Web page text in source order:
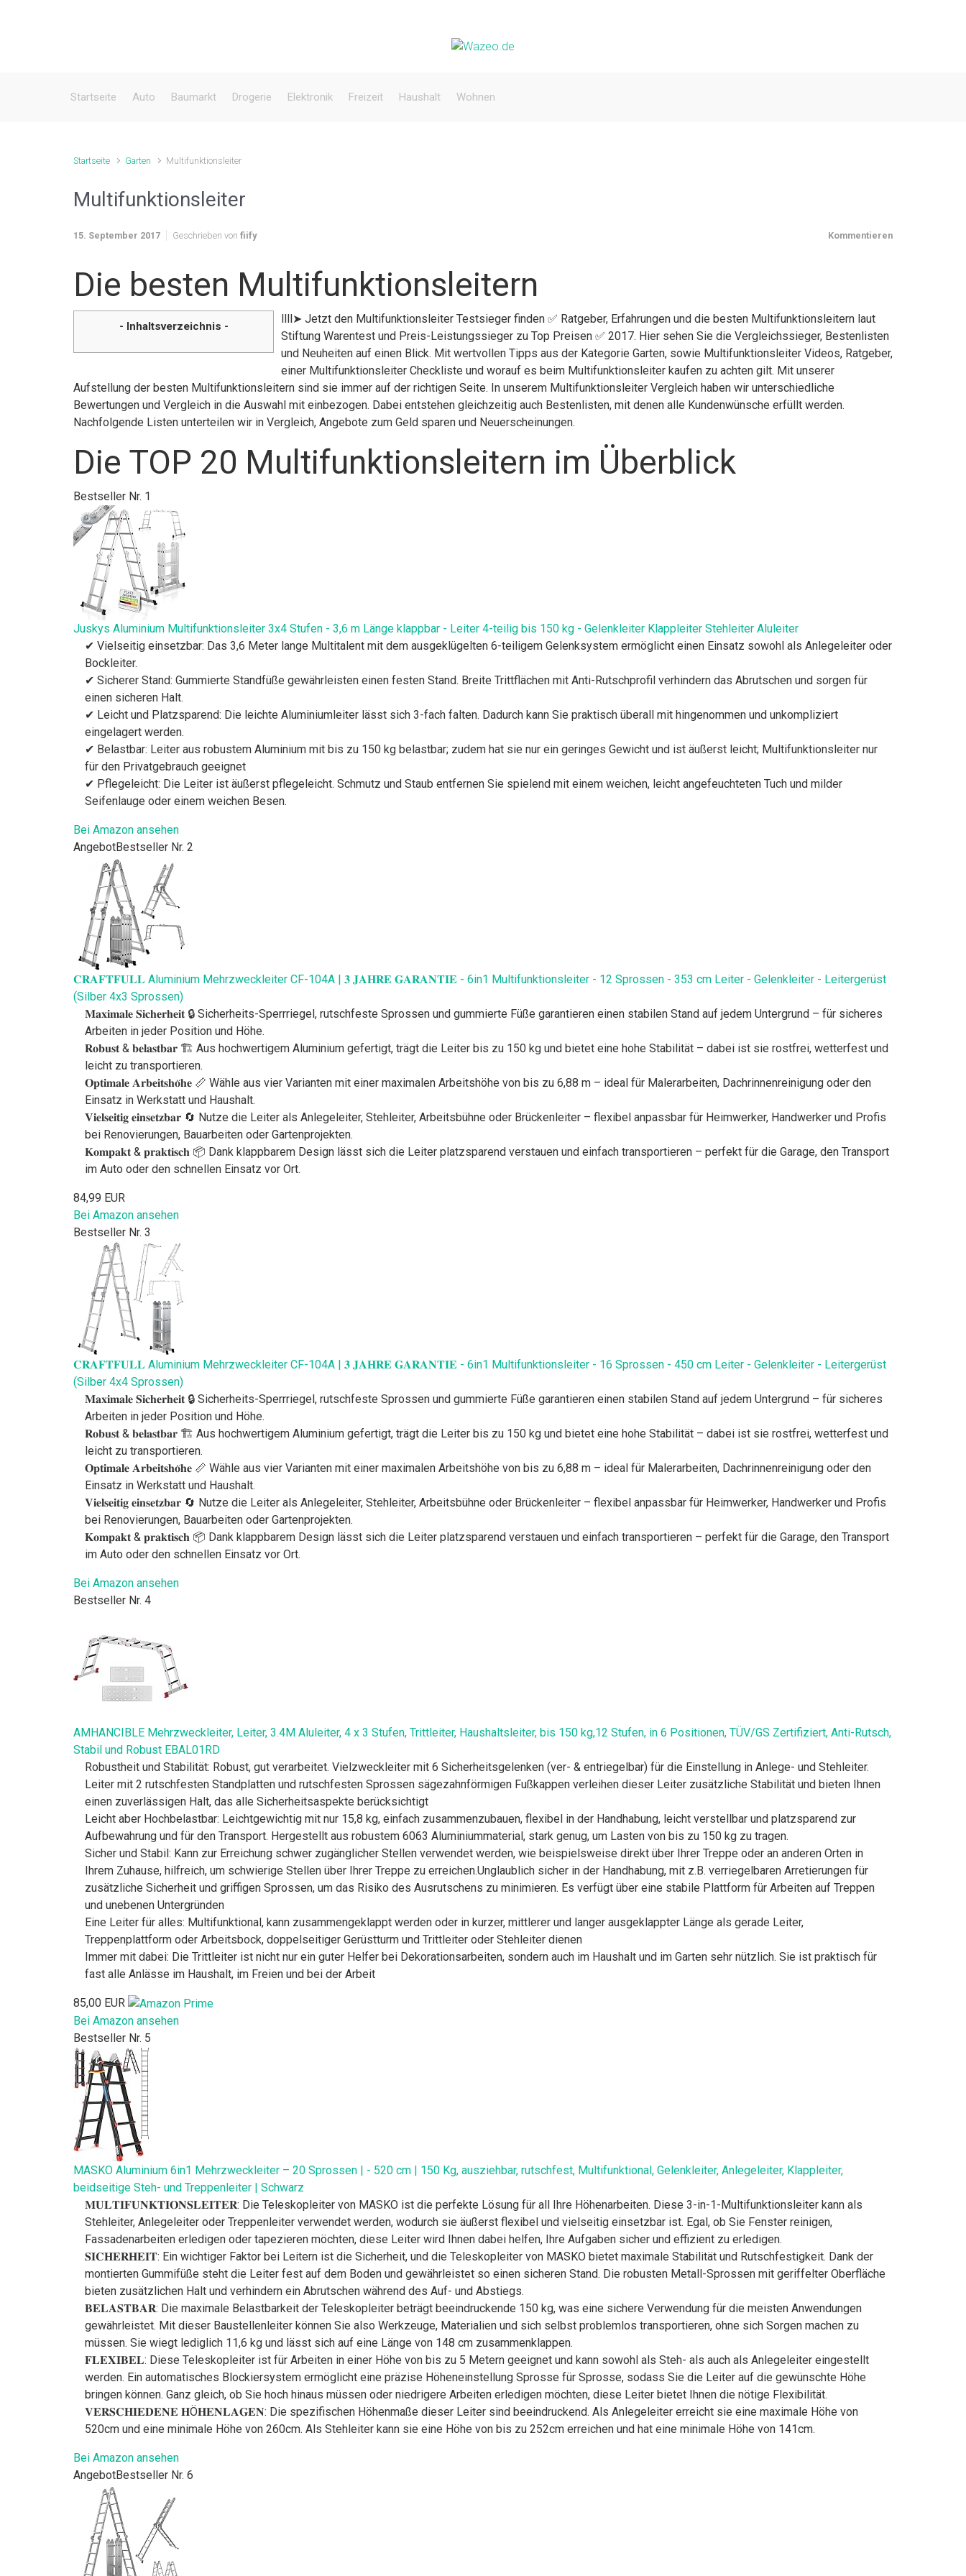
Startseite Auto Baumarkt Drogerie Elektronik Freizeit Haushalt Wohnen
Startseite Garten Multifunktionsleiter
Multifunktionsleiter
15. September 2017 Geschrieben von fiify Kommentieren
Die besten Multifunktionsleitern
- Inhaltsverzeichnis -
llll➤ Jetzt den Multifunktionsleiter Testsieger finden ✅ Ratgeber, Erfahrungen und die besten Multifunktionsleitern laut
Stiftung Warentest und Preis-Leistungssieger zu Top Preisen ✅ 2017. Hier sehen Sie die Vergleichssieger, Bestenlisten
und Neuheiten auf einen Blick. Mit wertvollen Tipps aus der Kategorie Garten, sowie Multifunktionsleiter Videos, Ratgeber,
einer Multifunktionsleiter Checkliste und worauf es beim Multifunktionsleiter kaufen zu achten gilt. Mit unserer
Aufstellung der besten Multifunktionsleitern sind sie immer auf der richtigen Seite. In unserem Multifunktionsleiter Vergleich haben wir unterschiedliche
Bewertungen und Vergleich in die Auswahl mit einbezogen. Dabei entstehen gleichzeitig auch Bestenlisten, mit denen alle Kundenwünsche erfüllt werden.
Nachfolgende Listen unterteilen wir in Vergleich, Angebote zum Geld sparen und Neuerscheinungen.
Die TOP 20 Multifunktionsleitern im Überblick
Bestseller Nr. 1
Juskys Aluminium Multifunktionsleiter 3x4 Stufen - 3,6 m Länge klappbar - Leiter 4-teilig bis 150 kg - Gelenkleiter Klappleiter Stehleiter Aluleiter
✔ Vielseitig einsetzbar: Das 3,6 Meter lange Multitalent mit dem ausgeklügelten 6-teiligem Gelenksystem ermöglicht einen Einsatz sowohl als Anlegeleiter oder
Bockleiter.
✔ Sicherer Stand: Gummierte Standfüße gewährleisten einen festen Stand. Breite Trittflächen mit Anti-Rutschprofil verhindern das Abrutschen und sorgen für
einen sicheren Halt.
✔ Leicht und Platzsparend: Die leichte Aluminiumleiter lässt sich 3-fach falten. Dadurch kann Sie praktisch überall mit hingenommen und unkompliziert
eingelagert werden.
✔ Belastbar: Leiter aus robustem Aluminium mit bis zu 150 kg belastbar; zudem hat sie nur ein geringes Gewicht und ist äußerst leicht; Multifunktionsleiter nur
für den Privatgebrauch geeignet
✔ Pflegeleicht: Die Leiter ist äußerst pflegeleicht. Schmutz und Staub entfernen Sie spielend mit einem weichen, leicht angefeuchteten Tuch und milder
Seifenlauge oder einem weichen Besen.
Bei Amazon ansehen
AngebotBestseller Nr. 2
𝐂𝐑𝐀𝐅𝐓𝐅𝐔𝐋𝐋 Aluminium Mehrzweckleiter CF-104A | 𝟑 𝐉𝐀𝐇𝐑𝐄 𝐆𝐀𝐑𝐀𝐍𝐓𝐈𝐄 - 6in1 Multifunktionsleiter - 12 Sprossen - 353 cm Leiter - Gelenkleiter - Leitergerüst
(Silber 4x3 Sprossen)
𝐌𝐚𝐱𝐢𝐦𝐚𝐥𝐞 𝐒𝐢𝐜𝐡𝐞𝐫𝐡𝐞𝐢𝐭 🔒 Sicherheits-Sperrriegel, rutschfeste Sprossen und gummierte Füße garantieren einen stabilen Stand auf jedem Untergrund – für sicheres
Arbeiten in jeder Position und Höhe.
𝐑𝐨𝐛𝐮𝐬𝐭 & 𝐛𝐞𝐥𝐚𝐬𝐭𝐛𝐚𝐫 🏗️ Aus hochwertigem Aluminium gefertigt, trägt die Leiter bis zu 150 kg und bietet eine hohe Stabilität – dabei ist sie rostfrei, wetterfest und
leicht zu transportieren.
𝐎𝐩𝐭𝐢𝐦𝐚𝐥𝐞 𝐀𝐫𝐛𝐞𝐢𝐭𝐬𝐡𝐨̈𝐡𝐞 📏 Wähle aus vier Varianten mit einer maximalen Arbeitshöhe von bis zu 6,88 m – ideal für Malerarbeiten, Dachrinnenreinigung oder den
Einsatz in Werkstatt und Haushalt.
𝐕𝐢𝐞𝐥𝐬𝐞𝐢𝐭𝐢𝐠 𝐞𝐢𝐧𝐬𝐞𝐭𝐳𝐛𝐚𝐫 🔄 Nutze die Leiter als Anlegeleiter, Stehleiter, Arbeitsbühne oder Brückenleiter – flexibel anpassbar für Heimwerker, Handwerker und Profis
bei Renovierungen, Bauarbeiten oder Gartenprojekten.
𝐊𝐨𝐦𝐩𝐚𝐤𝐭 & 𝐩𝐫𝐚𝐤𝐭𝐢𝐬𝐜𝐡 📦 Dank klappbarem Design lässt sich die Leiter platzsparend verstauen und einfach transportieren – perfekt für die Garage, den Transport
im Auto oder den schnellen Einsatz vor Ort.
84,99 EUR
Bei Amazon ansehen
Bestseller Nr. 3
𝐂𝐑𝐀𝐅𝐓𝐅𝐔𝐋𝐋 Aluminium Mehrzweckleiter CF-104A | 𝟑 𝐉𝐀𝐇𝐑𝐄 𝐆𝐀𝐑𝐀𝐍𝐓𝐈𝐄 - 6in1 Multifunktionsleiter - 16 Sprossen - 450 cm Leiter - Gelenkleiter - Leitergerüst
(Silber 4x4 Sprossen)
𝐌𝐚𝐱𝐢𝐦𝐚𝐥𝐞 𝐒𝐢𝐜𝐡𝐞𝐫𝐡𝐞𝐢𝐭 🔒 Sicherheits-Sperrriegel, rutschfeste Sprossen und gummierte Füße garantieren einen stabilen Stand auf jedem Untergrund – für sicheres
Arbeiten in jeder Position und Höhe.
𝐑𝐨𝐛𝐮𝐬𝐭 & 𝐛𝐞𝐥𝐚𝐬𝐭𝐛𝐚𝐫 🏗️ Aus hochwertigem Aluminium gefertigt, trägt die Leiter bis zu 150 kg und bietet eine hohe Stabilität – dabei ist sie rostfrei, wetterfest und
leicht zu transportieren.
𝐎𝐩𝐭𝐢𝐦𝐚𝐥𝐞 𝐀𝐫𝐛𝐞𝐢𝐭𝐬𝐡𝐨̈𝐡𝐞 📏 Wähle aus vier Varianten mit einer maximalen Arbeitshöhe von bis zu 6,88 m – ideal für Malerarbeiten, Dachrinnenreinigung oder den
Einsatz in Werkstatt und Haushalt.
𝐕𝐢𝐞𝐥𝐬𝐞𝐢𝐭𝐢𝐠 𝐞𝐢𝐧𝐬𝐞𝐭𝐳𝐛𝐚𝐫 🔄 Nutze die Leiter als Anlegeleiter, Stehleiter, Arbeitsbühne oder Brückenleiter – flexibel anpassbar für Heimwerker, Handwerker und Profis
bei Renovierungen, Bauarbeiten oder Gartenprojekten.
𝐊𝐨𝐦𝐩𝐚𝐤𝐭 & 𝐩𝐫𝐚𝐤𝐭𝐢𝐬𝐜𝐡 📦 Dank klappbarem Design lässt sich die Leiter platzsparend verstauen und einfach transportieren – perfekt für die Garage, den Transport
im Auto oder den schnellen Einsatz vor Ort.
Bei Amazon ansehen
Bestseller Nr. 4
AMHANCIBLE Mehrzweckleiter, Leiter, 3.4M Aluleiter, 4 x 3 Stufen, Trittleiter, Haushaltsleiter, bis 150 kg,12 Stufen, in 6 Positionen, TÜV/GS Zertifiziert, Anti-Rutsch,
Stabil und Robust EBAL01RD
Robustheit und Stabilität: Robust, gut verarbeitet. Vielzweckleiter mit 6 Sicherheitsgelenken (ver- & entriegelbar) für die Einstellung in Anlege- und Stehleiter.
Leiter mit 2 rutschfesten Standplatten und rutschfesten Sprossen sägezahnförmigen Fußkappen verleihen dieser Leiter zusätzliche Stabilität und bieten Ihnen
einen zuverlässigen Halt, das alle Sicherheitsaspekte berücksichtigt
Leicht aber Hochbelastbar: Leichtgewichtig mit nur 15,8 kg, einfach zusammenzubauen, flexibel in der Handhabung, leicht verstellbar und platzsparend zur
Aufbewahrung und für den Transport. Hergestellt aus robustem 6063 Aluminiummaterial, stark genug, um Lasten von bis zu 150 kg zu tragen.
Sicher und Stabil: Kann zur Erreichung schwer zugänglicher Stellen verwendet werden, wie beispielsweise direkt über Ihrer Treppe oder an anderen Orten in
Ihrem Zuhause, hilfreich, um schwierige Stellen über Ihrer Treppe zu erreichen.Unglaublich sicher in der Handhabung, mit z.B. verriegelbaren Arretierungen für
zusätzliche Sicherheit und griffigen Sprossen, um das Risiko des Ausrutschens zu minimieren. Es verfügt über eine stabile Plattform für Arbeiten auf Treppen
und unebenen Untergründen
Eine Leiter für alles: Multifunktional, kann zusammengeklappt werden oder in kurzer, mittlerer und langer ausgeklappter Länge als gerade Leiter,
Treppenplattform oder Arbeitsbock, doppelseitiger Gerüstturm und Trittleiter oder Stehleiter dienen
Immer mit dabei: Die Trittleiter ist nicht nur ein guter Helfer bei Dekorationsarbeiten, sondern auch im Haushalt und im Garten sehr nützlich. Sie ist praktisch für
fast alle Anlässe im Haushalt, im Freien und bei der Arbeit
85,00 EUR
Bei Amazon ansehen
Bestseller Nr. 5
MASKO Aluminium 6in1 Mehrzweckleiter – 20 Sprossen | - 520 cm | 150 Kg, ausziehbar, rutschfest, Multifunktional, Gelenkleiter, Anlegeleiter, Klappleiter,
beidseitige Steh- und Treppenleiter | Schwarz
𝐌𝐔𝐋𝐓𝐈𝐅𝐔𝐍𝐊𝐓𝐈𝐎𝐍𝐒𝐋𝐄𝐈𝐓𝐄𝐑: Die Teleskopleiter von MASKO ist die perfekte Lösung für all Ihre Höhenarbeiten. Diese 3-in-1-Multifunktionsleiter kann als
Stehleiter, Anlegeleiter oder Treppenleiter verwendet werden, wodurch sie äußerst flexibel und vielseitig einsetzbar ist. Egal, ob Sie Fenster reinigen,
Fassadenarbeiten erledigen oder tapezieren möchten, diese Leiter wird Ihnen dabei helfen, Ihre Aufgaben sicher und effizient zu erledigen.
𝐒𝐈𝐂𝐇𝐄𝐑𝐇𝐄𝐈𝐓: Ein wichtiger Faktor bei Leitern ist die Sicherheit, und die Teleskopleiter von MASKO bietet maximale Stabilität und Rutschfestigkeit. Dank der
montierten Gummifüße steht die Leiter fest auf dem Boden und gewährleistet so einen sicheren Stand. Die robusten Metall-Sprossen mit geriffelter Oberfläche
bieten zusätzlichen Halt und verhindern ein Abrutschen während des Auf- und Abstiegs.
𝐁𝐄𝐋𝐀𝐒𝐓𝐁𝐀𝐑: Die maximale Belastbarkeit der Teleskopleiter beträgt beeindruckende 150 kg, was eine sichere Verwendung für die meisten Anwendungen
gewährleistet. Mit dieser Baustellenleiter können Sie also Werkzeuge, Materialien und sich selbst problemlos transportieren, ohne sich Sorgen machen zu
müssen. Sie wiegt lediglich 11,6 kg und lässt sich auf eine Länge von 148 cm zusammenklappen.
𝐅𝐋𝐄𝐗𝐈𝐁𝐄𝐋: Diese Teleskopleiter ist für Arbeiten in einer Höhe von bis zu 5 Metern geeignet und kann sowohl als Steh- als auch als Anlegeleiter eingestellt
werden. Ein automatisches Blockiersystem ermöglicht eine präzise Höheneinstellung Sprosse für Sprosse, sodass Sie die Leiter auf die gewünschte Höhe
bringen können. Ganz gleich, ob Sie hoch hinaus müssen oder niedrigere Arbeiten erledigen möchten, diese Leiter bietet Ihnen die nötige Flexibilität.
𝐕𝐄𝐑𝐒𝐂𝐇𝐈𝐄𝐃𝐄𝐍𝐄 𝐇Ö𝐇𝐄𝐍𝐋𝐀𝐆𝐄𝐍: Die spezifischen Höhenmaße dieser Leiter sind beeindruckend. Als Anlegeleiter erreicht sie eine maximale Höhe von
520cm und eine minimale Höhe von 260cm. Als Stehleiter kann sie eine Höhe von bis zu 252cm erreichen und hat eine minimale Höhe von 141cm.
Bei Amazon ansehen
AngebotBestseller Nr. 6